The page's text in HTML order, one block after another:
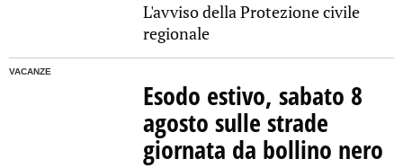
L'avviso della Protezione civile
regionale
VACANZE
Esodo estivo, sabato 8
agosto sulle strade
giornata da bollino nero